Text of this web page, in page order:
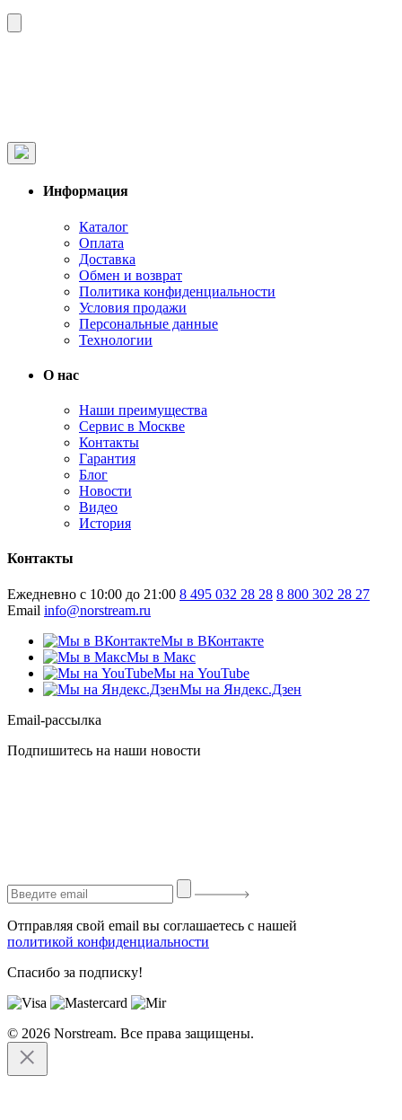
Информация
Каталог
Оплата
Доставка
Обмен и возврат
Политика конфиденциальности
Условия продажи
Персональные данные
Технологии
О нас
Наши преимущества
Сервис в Москве
Контакты
Гарантия
Блог
Новости
Видео
История
Контакты
Ежедневно с 10:00 до 21:00 8 495 032 28 28 8 800 302 28 27
Email info@norstream.ru
Мы в ВКонтакте
Мы в Макс
Мы на YouTube
Мы на Яндекс.Дзен
Email-рассылка
Подпишитесь на наши новости
Отправляя свой email вы соглашаетесь с нашей
политикой конфиденциальности
Спасибо за подписку!
© 2026 Norstream. Все права защищены.